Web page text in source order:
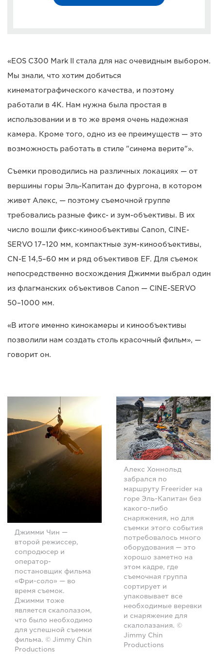
«EOS C300 Mark II стала для нас очевидным выбором.
Мы знали, что хотим добиться
кинематографического качества, и поэтому
работали в 4K. Нам нужна была простая в
использовании и в то же время очень надежная
камера. Кроме того, одно из ее преимуществ — это
возможность работать в стиле "синема верите"».
Съемки проводились на различных локациях — от
вершины горы Эль-Капитан до фургона, в котором
живет Алекс, — поэтому съемочной группе
требовались разные фикс- и зум-объективы. В их
число вошли фикс-кинообъективы Canon, CINE-
SERVO 17–120 мм, компактные зум-кинообъективы,
CN-E 14,5–60 мм и ряд объективов EF. Для съемок
непосредственно восхождения Джимми выбрал один
из флагманских объективов Canon — CINE-SERVO
50–1000 мм.
«В итоге именно кинокамеры и кинообъективы
позволили нам создать столь красочный фильм», —
говорит он.
Джимми Чин —
второй режиссер,
сопродюсер и
оператор-
постановщик фильма
«Фри-соло» — во
время съемок.
Джимми тоже
является скалолазом,
что было необходимо
для успешной съемки
фильма. © Jimmy Chin
Productions
Алекс Хоннольд
забрался по
маршруту Freerider на
горе Эль-Капитан без
какого-либо
снаряжения, но для
съемки этого события
потребовалось много
оборудования — это
хорошо заметно на
этом кадре, где
съемочная группа
сортирует и
упаковывает все
необходимые веревки
и снаряжение для
скалолазания. ©
Jimmy Chin
Productions